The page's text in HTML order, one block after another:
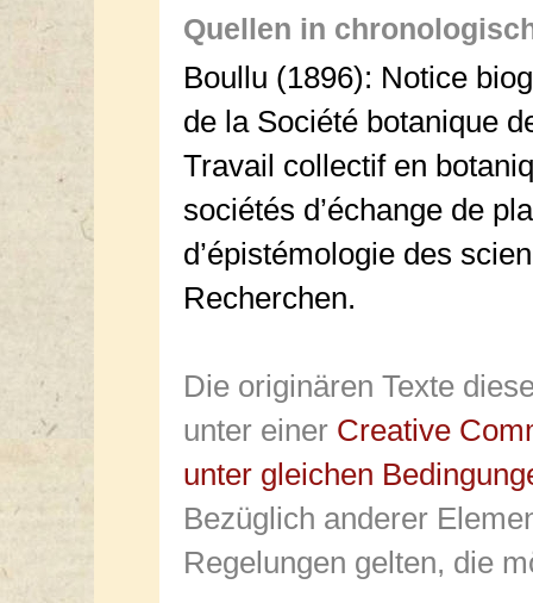
Quellen in
Boullu (1896): Notice
de la Société botanique
Travail collectif en
sociétés d’échange de
d’épistémologie des
Recherchen.
Die originären Texte
unter einer Creative
unter gleichen
Bezüglich anderer
Regelungen gelten, die